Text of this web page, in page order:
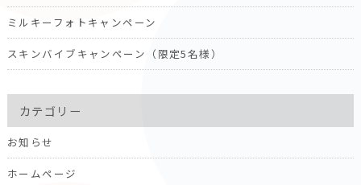
ミルキーフォトキャンペーン
スキンバイブキャンペーン（限定5名様）
カテゴリー
お知らせ
ホームページ